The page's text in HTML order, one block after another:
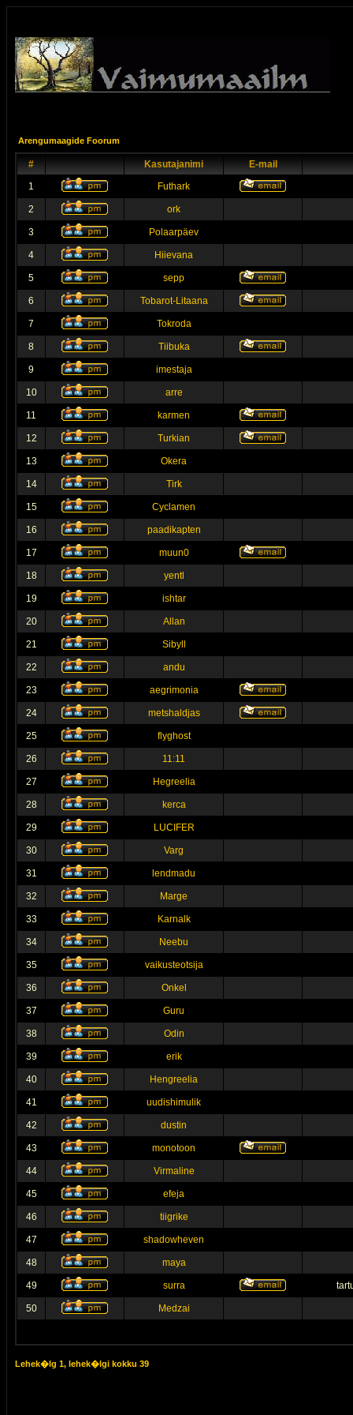
Arengumaagide Foorum
# Kasutajanimi
E-mail
1
Futhark
2 ork
3 Polaarpäev
4 Hiievana
5 sepp
6 Tobarot-Litaana
7 Tokroda
8 Tiibuka
9 imestaja
10 arre
11 karmen
12 Turkian
13 Okera
14 Tirk
15 Cyclamen
16 paadikapten
17 muun0
18 yentl
19 ishtar
20 Allan
21 Sibyll
22 andu
23 aegrimonia
24 metshaldjas
25 flyghost
26 11:11
27 Hegreelia
28 kerca
29 LUCIFER
30 Varg
31 lendmadu
32 Marge
33 Karnalk
34 Neebu
35 vaikusteotsija
36 Onkel
37 Guru
38 Odin
39 erik
40 Hengreelia
41 uudishimulik
42 dustin
43 monotoon
44 Virmaline
45 efeja
46 tiigrike
47 shadowheven
48 maya
49 surra
50 Medzai
Lehek�lg 1, lehek�lgi kokku 39